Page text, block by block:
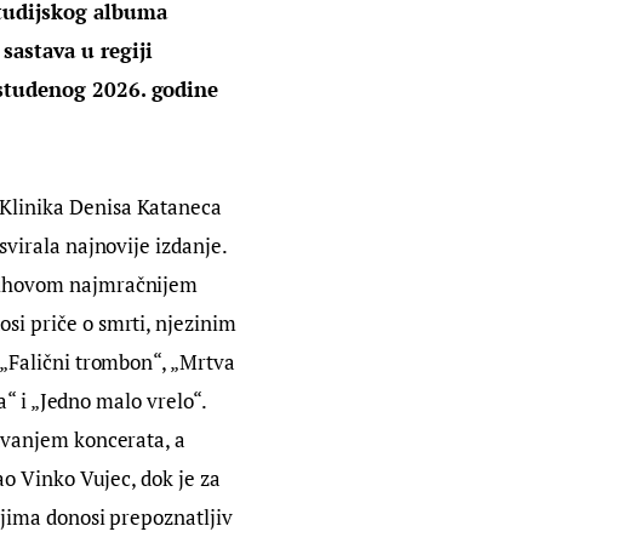
albuma
u regiji
2026. godine
Denisa Kataneca
najnovije izdanje.
najmračnijem
priče o smrti, njezinim
trombon“, „Mrtva
i „Jedno malo vrelo“.
koncerata, a
Vinko Vujec, dok je za
donosi prepoznatljiv